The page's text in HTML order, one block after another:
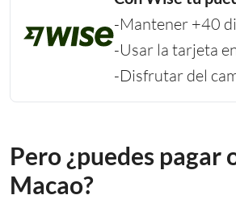
-Mantener +40
-Usar la tarjeta
-Disfrutar del
Pero ¿puedes
Macao?